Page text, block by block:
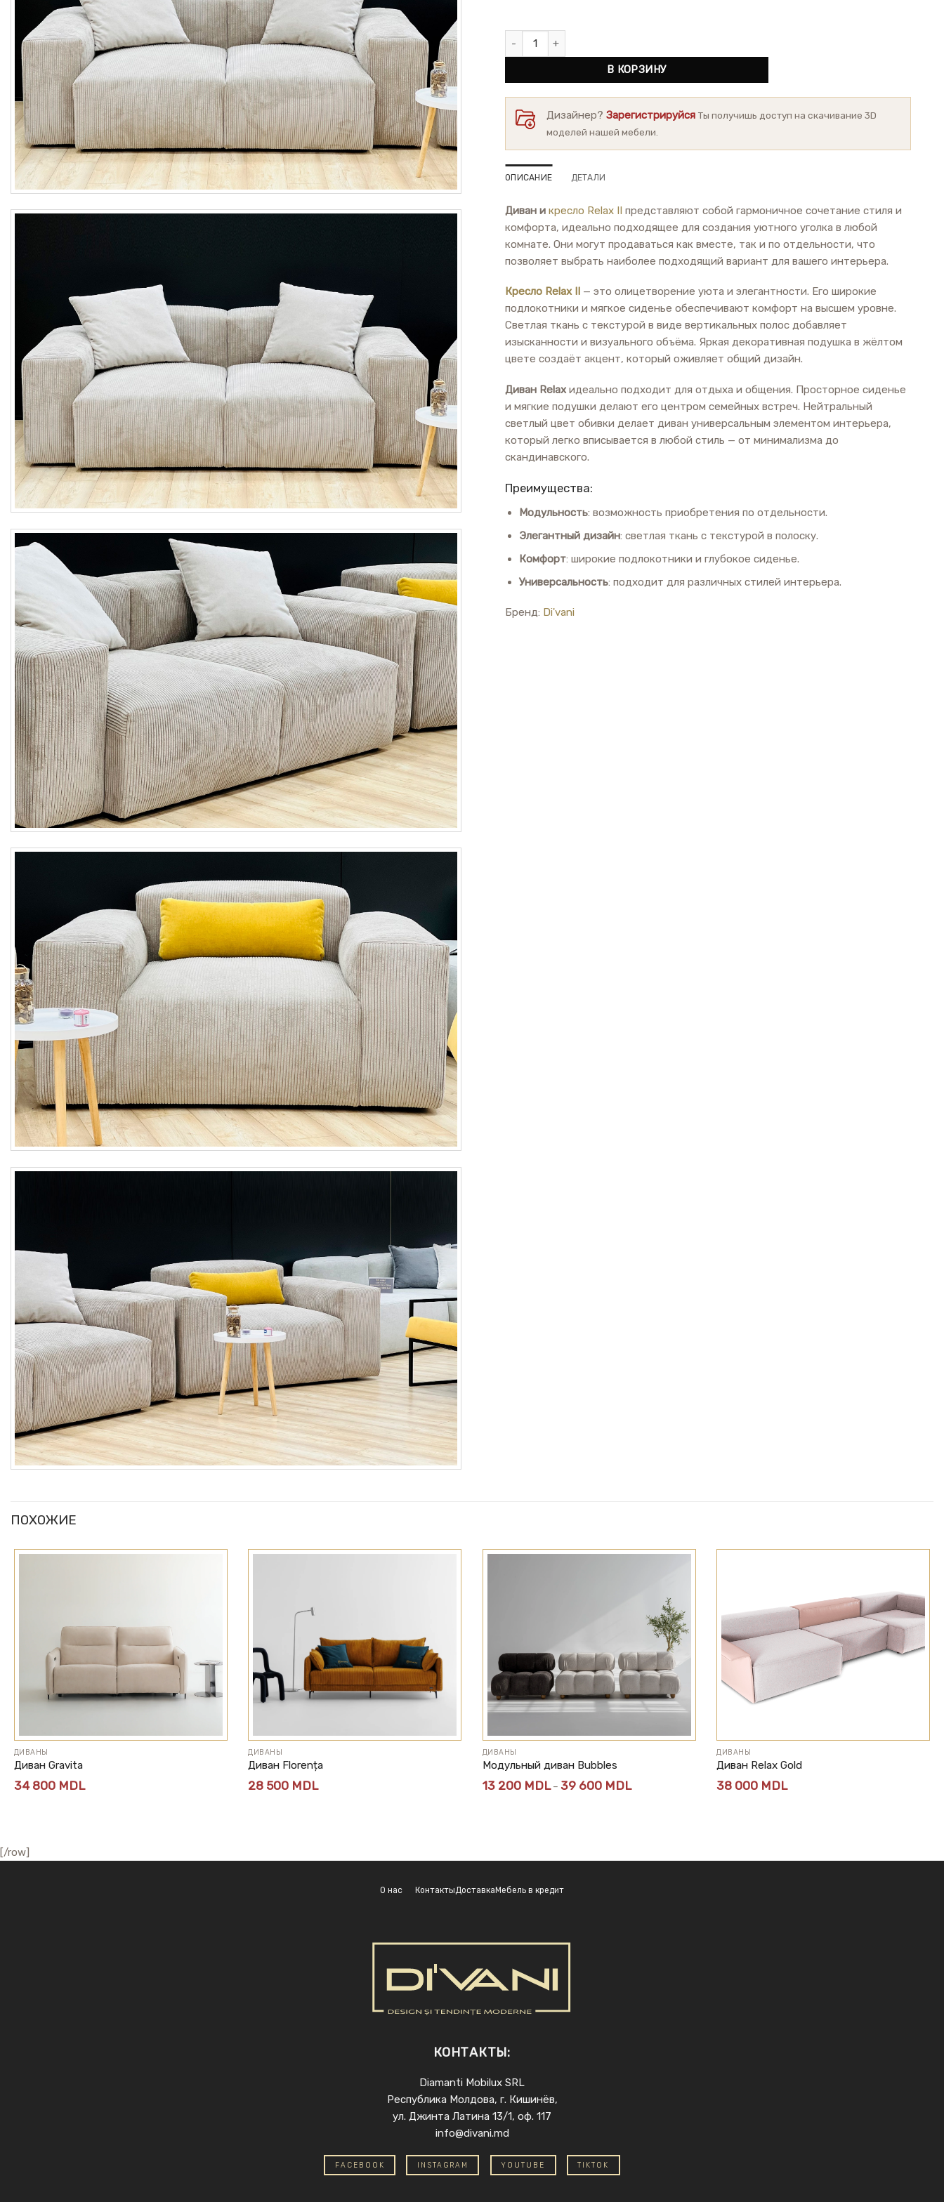
Количество товара Диван Relax II
В КОРЗИНУ
Дизайнер?Зарегистрируйся Ты получишь доступ на скачивание 3D
моделей нашей мебели.
ОПИСАНИЕ ДЕТАЛИ
Диван икресло Relax II представляют собой гармоничное сочетание стиля и
комфорта, идеально подходящее для создания уютного уголка в любой
комнате. Они могут продаваться как вместе, так и по отдельности, что
позволяет выбрать наиболее подходящий вариант для вашего интерьера.
Кресло Relax II — это олицетворение уюта и элегантности. Его широкие
подлокотники и мягкое сиденье обеспечивают комфорт на высшем уровне.
Светлая ткань с текстурой в виде вертикальных полос добавляет
изысканности и визуального объёма. Яркая декоративная подушка в жёлтом
цвете создаёт акцент, который оживляет общий дизайн.
Диван Relaxидеально подходит для отдыха и общения. Просторное сиденье
и мягкие подушки делают его центром семейных встреч. Нейтральный
светлый цвет обивки делает диван универсальным элементом интерьера,
который легко вписывается в любой стиль — от минимализма до
скандинавского.
Преимущества:
Модульность: возможность приобретения по отдельности.
Элегантный дизайн: светлая ткань с текстурой в полоску.
Комфорт: широкие подлокотники и глубокое сиденье.
Универсальность: подходит для различных стилей интерьера.
Бренд: Di'vani
ПОХОЖИЕ
ДИВАНЫ
Диван Gravita
34 800 MDL
ДИВАНЫ
Диван Florența
28 500 MDL
ДИВАНЫ
Модульный диван Bubbles
13 200 MDL – 39 600 MDLцен:
ДИВАНЫ
Диван Relax Gold
38 000 MDL
[/row]
О нас КонтактыДоставка Мебель в кредит
КОНТАКТЫ:
Diamanti Mobilux SRL
Республика Молдова, г. Кишинёв,
ул. Джинта Латина 13/1, оф. 117
info@divani.md
FACEBOOK INSTAGRAM YOUTUBE TIKTOK